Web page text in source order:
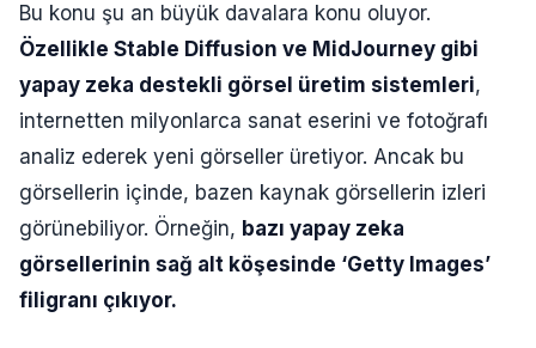
Bu konu şu an büyük davalara konu oluyor.
Özellikle Stable Diffusion ve MidJourney gibi
yapay zeka destekli görsel üretim sistemleri,
internetten milyonlarca sanat eserini ve fotoğrafı
analiz ederek yeni görseller üretiyor. Ancak bu
görsellerin içinde, bazen kaynak görsellerin izleri
görünebiliyor. Örneğin, bazı yapay zeka
görsellerinin sağ alt köşesinde ‘Getty Images’
filigranı çıkıyor.